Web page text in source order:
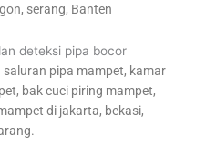
serang, Banten
deteksi pipa bocor
pipa mampet, kamar
bak cuci piring mampet,
di jakarta, bekasi,